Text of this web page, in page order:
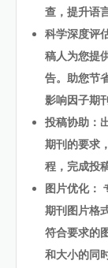
查，提升语
科学深度评
稿人为您提
告。助您节
影响因子期
投稿协助：
期刊的要求
程，完成投稿
图片优化：
期刊图片格
符合要求的
和大小的同